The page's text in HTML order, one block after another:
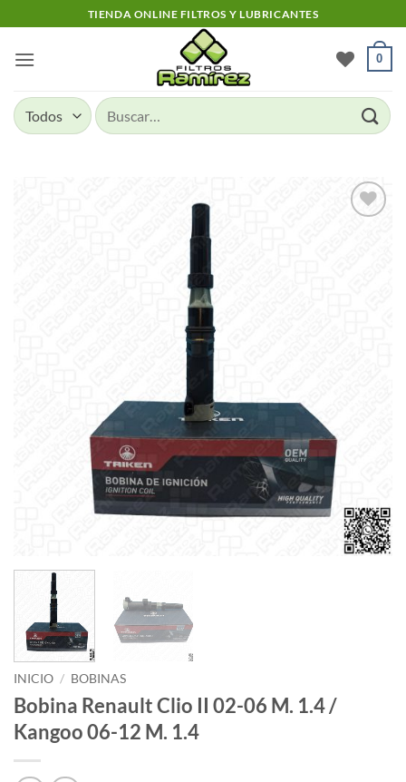
to
content
TIENDA ONLINE FILTROS Y LUBRICANTES
0
Buscar
por:
INICIO / BOBINAS
Bobina Renault Clio II 02-06 M. 1.4 /
Kangoo 06-12 M. 1.4